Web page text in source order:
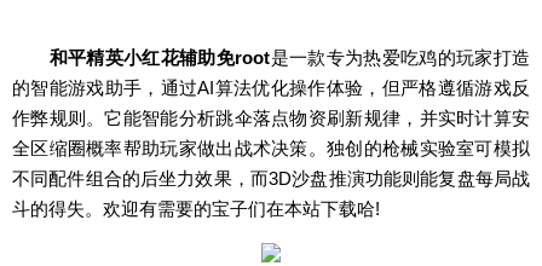
和平精英小红花辅助免root是一款专为热爱吃鸡的玩家打造
的智能游戏助手，通过AI算法优化操作体验，但严格遵循游戏反
作弊规则。它能智能分析跳伞落点物资刷新规律，并实时计算安
全区缩圈概率帮助玩家做出战术决策。独创的枪械实验室可模拟
不同配件组合的后坐力效果，而3D沙盘推演功能则能复盘每局战
斗的得失。欢迎有需要的宝子们在本站下载哈!